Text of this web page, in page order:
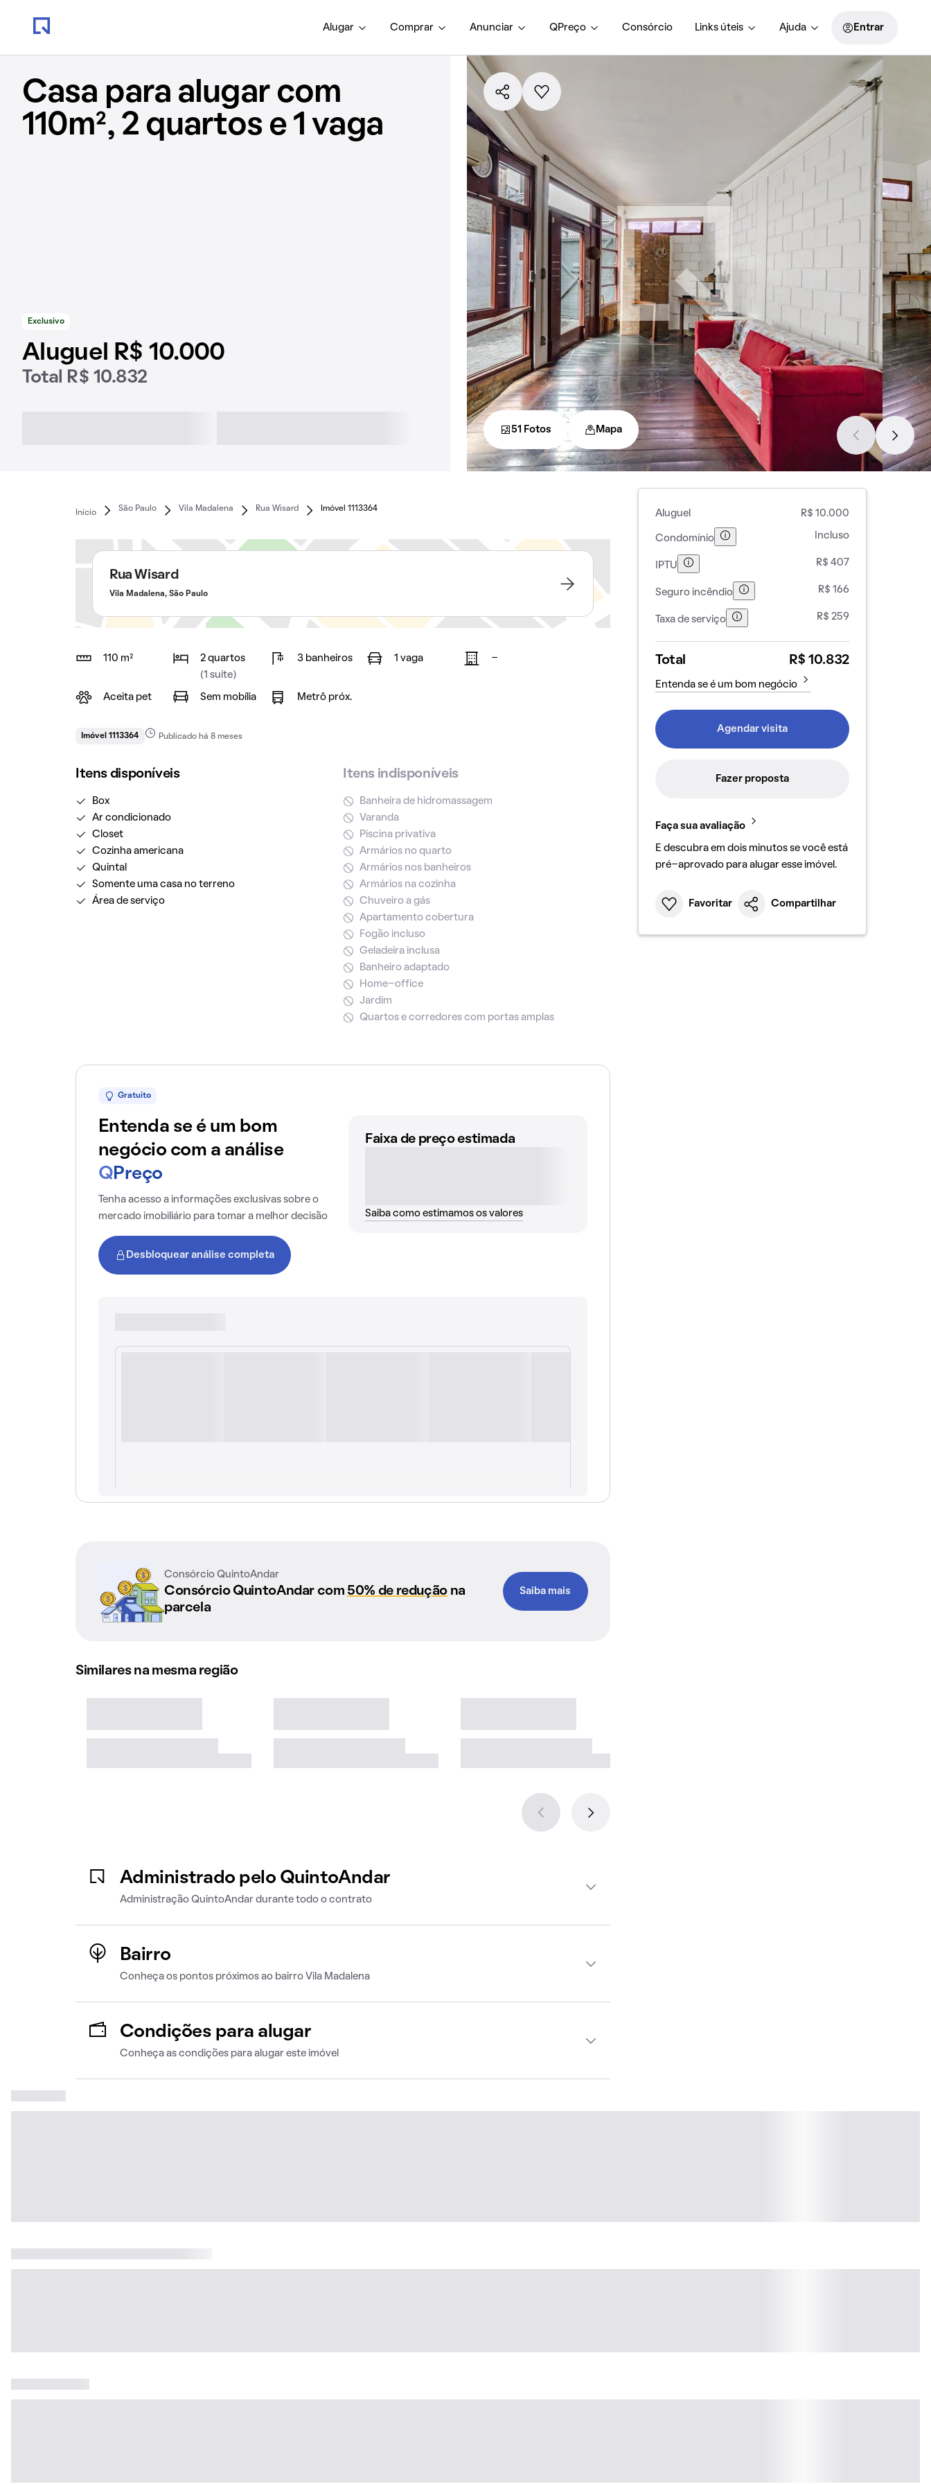
Alugar Comprar Anunciar QPreço Consórcio Links úteis Ajuda Entrar
Casa para alugar com
110m², 2 quartos e 1 vaga
Exclusivo
Aluguel R$ 10.000
Total R$ 10.832
51 Fotos Mapa
Início
São Paulo Vila Madalena Rua Wisard Imóvel 1113364
Rua Wisard
Vila Madalena, São Paulo
110 m²
2 quartos
(1 suíte)
3 banheiros 1 vaga -
Aceita pet Sem mobília Metrô próx.
Imóvel 1113364 Publicado há 8 meses
Itens disponíveis
Box
Ar condicionado
Closet
Cozinha americana
Quintal
Somente uma casa no terreno
Área de serviço
Itens indisponíveis
Banheira de hidromassagem
Varanda
Piscina privativa
Armários no quarto
Armários nos banheiros
Armários na cozinha
Chuveiro a gás
Apartamento cobertura
Fogão incluso
Geladeira inclusa
Banheiro adaptado
Home-office
Jardim
Quartos e corredores com portas amplas
Gratuito
Entenda se é um bom
negócio com a análise
Q Preço
Tenha acesso a informações exclusivas sobre o
mercado imobiliário para tomar a melhor decisão
Desbloquear análise completa
Faixa de preço estimada
Saiba como estimamos os valores
Consórcio QuintoAndar
Consórcio QuintoAndar com 50% de reduçãona
parcela
Saiba mais
Similares na mesma região
Administrado pelo QuintoAndar
Administração QuintoAndar durante todo o contrato
Bairro
Conheça os pontos próximos ao bairro Vila Madalena
Condições para alugar
Conheça as condições para alugar este imóvel
Aluguel R$ 10.000
Condomínio Incluso
IPTU R$ 407
Seguro incêndio R$ 166
Taxa de serviço R$ 259
Total R$ 10.832
Entenda se é um bom negócio
Agendar visita
Fazer proposta
Faça sua avaliação
E descubra em dois minutos se você está
pré-aprovado para alugar esse imóvel.
Favoritar Compartilhar